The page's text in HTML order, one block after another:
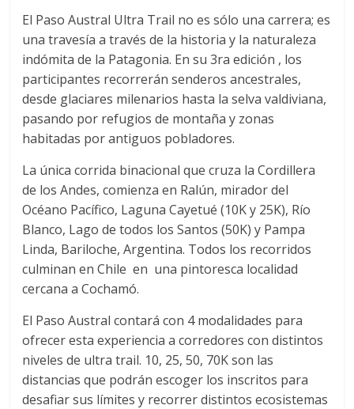
n
g
El Paso Austral Ultra Trail no es sólo una carrera; es
una travesía a través de la historia y la naturaleza
indómita de la Patagonia. En su 3ra edición , los
participantes recorrerán senderos ancestrales,
desde glaciares milenarios hasta la selva valdiviana,
pasando por refugios de montaña y zonas
habitadas por antiguos pobladores.
La única corrida binacional que cruza la Cordillera
de los Andes, comienza en Ralún, mirador del
Océano Pacífico, Laguna Cayetué (10K y 25K), Río
Blanco, Lago de todos los Santos (50K) y Pampa
Linda, Bariloche, Argentina. Todos los recorridos
culminan en Chile en una pintoresca localidad
cercana a Cochamó.
El Paso Austral contará con 4 modalidades para
ofrecer esta experiencia a corredores con distintos
niveles de ultra trail. 10, 25, 50, 70K son las
distancias que podrán escoger los inscritos para
desafiar sus límites y recorrer distintos ecosistemas